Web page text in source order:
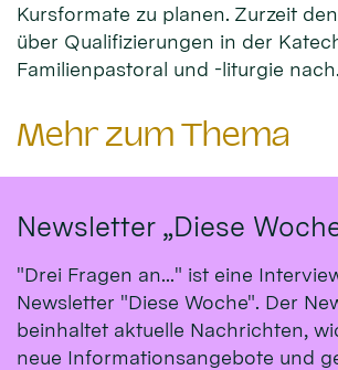
Kursformate zu planen. Zurzeit
über Qualifizierungen in der
Familienpastoral und -liturgie nach.
Mehr zum Thema
Newsletter „Diese
"Drei Fragen an..." ist eine
Newsletter "Diese Woche". Der
beinhaltet aktuelle Nachrichten,
neue Informationsangebote und